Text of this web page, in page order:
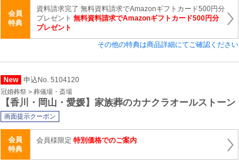
会員
特典
資料請求完了 無料資料請求でAmazonギフトカード500円分
プレゼント 無料資料請求でAmazonギフトカード500円分
プレゼント
その他の特典は商品詳細にてご確認ください
New 申込No. 5104120
冠婚葬祭 > 葬儀場・斎場
【香川・岡山・愛媛】家族葬のカナクラオールストーン
画面提示クーポン
会員
特典
会員様限定 特別価格でのご案内